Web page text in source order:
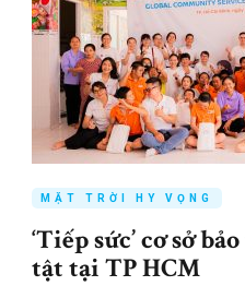
MẶT TRỜI HY VỌNG
‘Tiếp sức’ cơ sở
tật tại TP HCM